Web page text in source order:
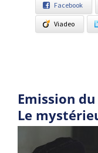
Facebook
Viadeo
Emission
Le